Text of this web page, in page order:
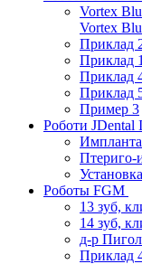
Vortex
Vortex
Приклад
Приклад 1
Приклад
Приклад
Пример 3
Роботи JDental
Птериго-
Роботы FGM
13 зуб,
14 зуб,
д-р
Приклад